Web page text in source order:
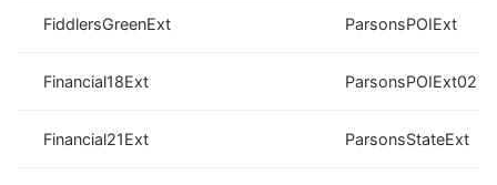
FiddlersGreenExt ParsonsPOIExt
Financial18Ext ParsonsPOIExt02
Financial21Ext ParsonsStateExt